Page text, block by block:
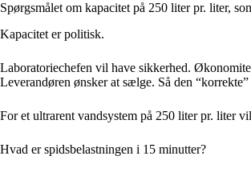
Spørgsmålet om kapacitet på 250 liter pr. liter,
Kapacitet er politisk.
Laboratoriechefen vil have sikkerhed.
Leverandøren ønsker at sælge. Så den
For et ultrarent vandsystem på 250 liter pr. liter
Hvad er spidsbelastningen i 15 minutter?